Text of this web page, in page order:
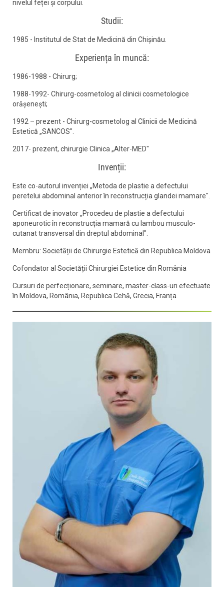
nivelul feței și corpului.
Studii:
1985 - Institutul de Stat de Medicină din Chișinău.
Experiența în muncă:
1986-1988 - Chirurg;
1988-1992- Chirurg-cosmetolog al clinicii cosmetologice
orășenești;
1992 – prezent - Chirurg-cosmetolog al Clinicii de Medicină
Estetică „SANCOS".
2017- prezent, chirurgie Clinica „Alter-MED"
Invenții:
Este co-autorul invenției „Metoda de plastie a defectului
peretelui abdominal anterior în reconstrucția glandei mamare".
Certificat de inovator „Procedeu de plastie a defectului
aponeurotic în reconstrucția mamară cu lambou musculo-
cutanat transversal din dreptul abdominal".
Membru: Societății de Chirurgie Estetică din Republica Moldova
Cofondator al Societății Chirurgiei Estetice din România
Cursuri de perfecționare, seminare, master-class-uri efectuate
în Moldova, România, Republica Cehă, Grecia, Franța.